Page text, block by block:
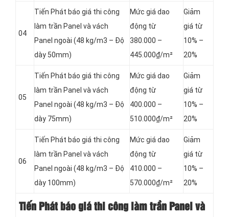
04
Tiến Phát báo giá thi công
làm trần Panel và vách
Panel ngoài (48 kg/m3 – Độ
dày 50mm)
Mức giá dao
động từ
380.000 –
445.000₫/m²
Giảm
giá từ
10% –
20%
05
Tiến Phát báo giá thi công
làm trần Panel và vách
Panel ngoài (48 kg/m3 – Độ
dày 75mm)
Mức giá dao
động từ
400.000 –
510.000₫/m²
Giảm
giá từ
10% –
20%
06
Tiến Phát báo giá thi công
làm trần Panel và vách
Panel ngoài (48 kg/m3 – Độ
dày 100mm)
Mức giá dao
động từ
410.000 –
570.000₫/m²
Giảm
giá từ
10% –
20%
Tiến Phát báo giá thi công làm trần Panel và